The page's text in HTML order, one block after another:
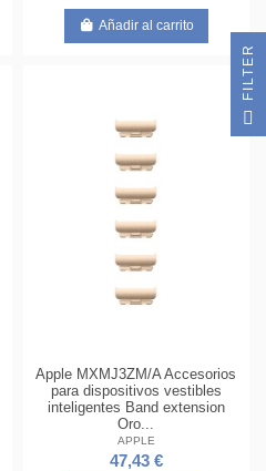
Añadir al carrito
Apple MXMJ3ZM/A Accesorios
para dispositivos vestibles
inteligentes Band extension
Oro...
APPLE
47,43 €
R